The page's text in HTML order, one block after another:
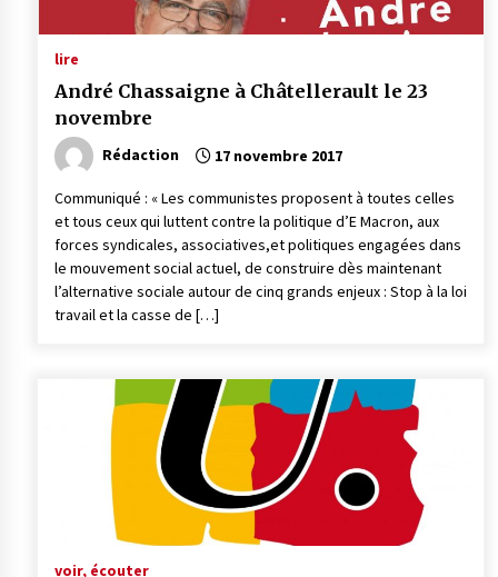
lire
André Chassaigne à Châtellerault le 23
novembre
Rédaction 17 novembre 2017
Communiqué : « Les communistes proposent à toutes celles
et tous ceux qui luttent contre la politique d’E Macron, aux
forces syndicales, associatives,et politiques engagées dans
le mouvement social actuel, de construire dès maintenant
l’alternative sociale autour de cinq grands enjeux : Stop à la loi
travail et la casse de […]
voir, écouter